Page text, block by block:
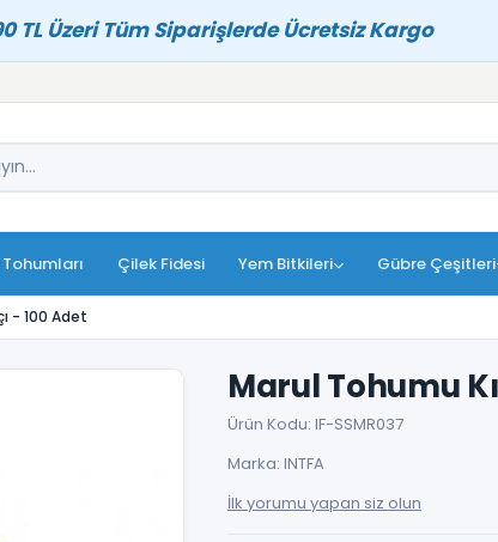
TL Üzeri Tüm Siparişlerde Ücretsiz Kargo
Çilek Fidesi Yem Bitkileri Gübre Çeşitleri
- 100 Adet
Marul Tohumu
Ürün Kodu: IF-SSMR037
Marka: INTFA
İlk yorumu yapan siz olun